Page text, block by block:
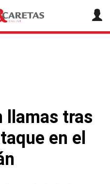
llamas tras
en el